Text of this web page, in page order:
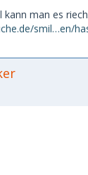
man es
smil…en/